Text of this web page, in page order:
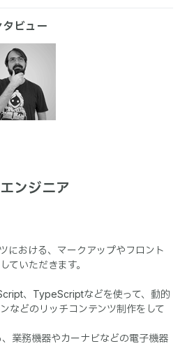
ビュー
ンジニア
における、マークアップやフロント
ていただきます。
、TypeScriptなどを使って、動的
などのリッチコンテンツ制作をして
業務機器やカーナビなどの電子機器